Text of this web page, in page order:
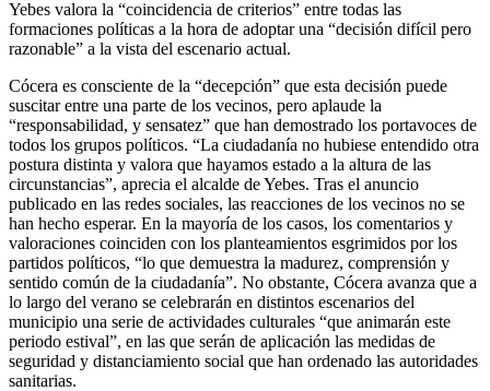
Yebes valora la “coincidencia de criterios” entre todas las
formaciones políticas a la hora de adoptar una “decisión difícil pero
razonable” a la vista del escenario actual.
Cócera es consciente de la “decepción” que esta decisión puede
suscitar entre una parte de los vecinos, pero aplaude la
“responsabilidad, y sensatez” que han demostrado los portavoces de
todos los grupos políticos. “La ciudadanía no hubiese entendido otra
postura distinta y valora que hayamos estado a la altura de las
circunstancias”, aprecia el alcalde de Yebes. Tras el anuncio
publicado en las redes sociales, las reacciones de los vecinos no se
han hecho esperar. En la mayoría de los casos, los comentarios y
valoraciones coinciden con los planteamientos esgrimidos por los
partidos políticos, “lo que demuestra la madurez, comprensión y
sentido común de la ciudadanía”. No obstante, Cócera avanza que a
lo largo del verano se celebrarán en distintos escenarios del
municipio una serie de actividades culturales “que animarán este
periodo estival”, en las que serán de aplicación las medidas de
seguridad y distanciamiento social que han ordenado las autoridades
sanitarias.